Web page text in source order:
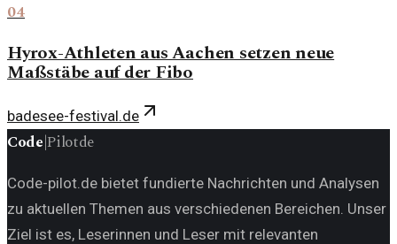
04
Hyrox-Athleten aus Aachen setzen neue
Maßstäbe auf der Fibo
badesee-festival.de
Code|Pilotde
Code-pilot.de bietet fundierte Nachrichten und Analysen
zu aktuellen Themen aus verschiedenen Bereichen. Unser
Ziel ist es, Leserinnen und Leser mit relevanten